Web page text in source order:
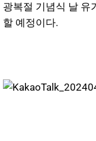
광복절 기념식 날 유
할 예정이다.